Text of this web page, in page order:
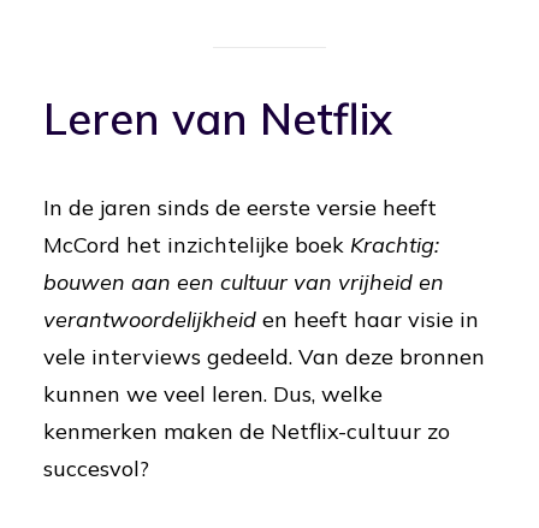
Leren van Netflix
In de jaren sinds de eerste versie heeft
McCord het inzichtelijke boek Krachtig:
bouwen aan een cultuur van vrijheid en
verantwoordelijkheid en heeft haar visie in
vele interviews gedeeld. Van deze bronnen
kunnen we veel leren. Dus, welke
kenmerken maken de Netflix-cultuur zo
succesvol?